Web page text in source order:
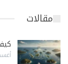
مقالات